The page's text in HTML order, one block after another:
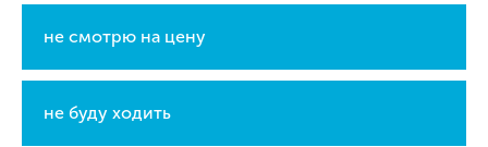
не смотрю на цену
не буду ходить